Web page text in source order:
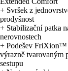
+ Svršek z
prodyšnost
+ Stabilizační patka
nerovnostech
+ Podešev FriXion™
výrazně tvarovaným
sestupu